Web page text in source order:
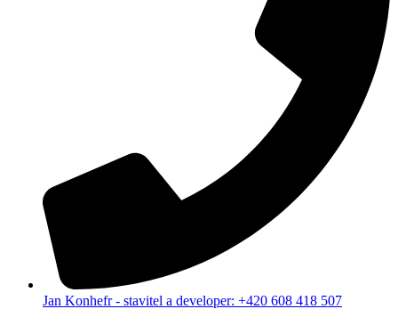
Jan Konhefr - stavitel a developer: +420 608 418 507